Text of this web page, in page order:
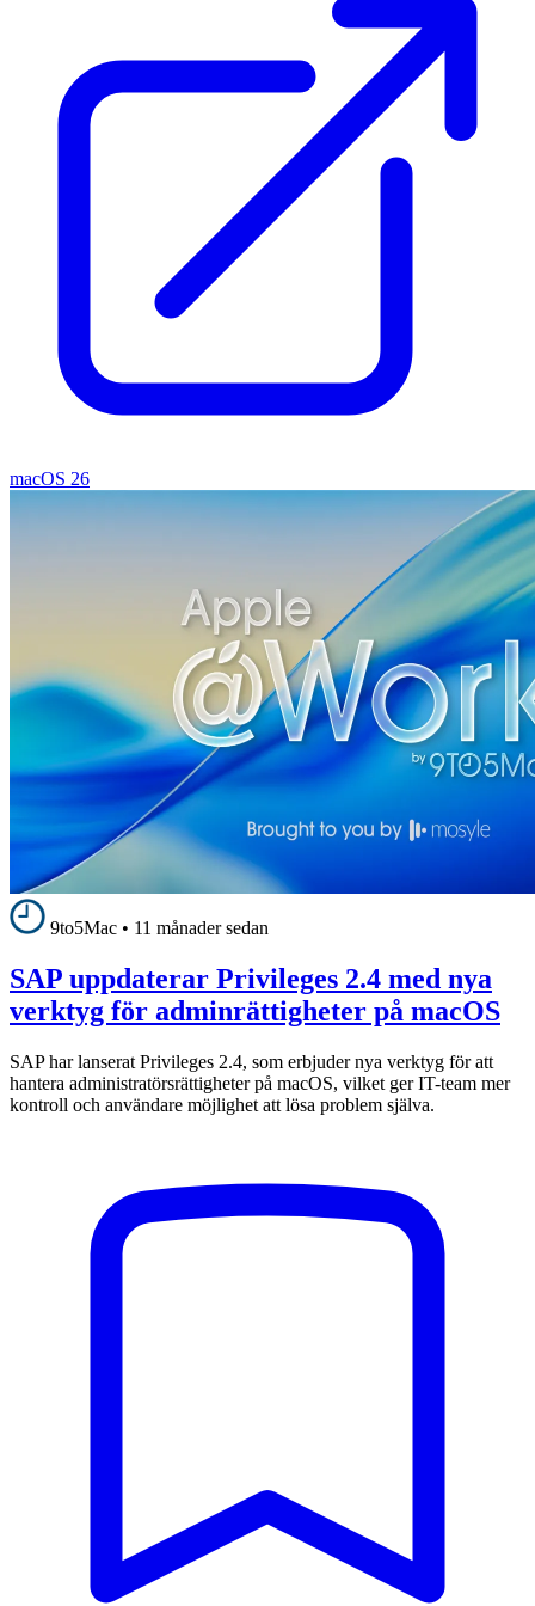
macOS 26
9to5Mac • 11 månader sedan
SAP uppdaterar Privileges 2.4 med nya
verktyg för adminrättigheter på macOS
SAP har lanserat Privileges 2.4, som erbjuder nya verktyg för att
hantera administratörsrättigheter på macOS, vilket ger IT-team mer
kontroll och användare möjlighet att lösa problem själva.